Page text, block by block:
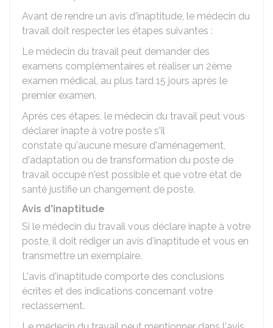
Avant de rendre un avis d'inaptitude, le médecin du
travail doit respecter les étapes suivantes :
Le médecin du travail peut demander des
examens complémentaires et réaliser un 2ème
examen médical, au plus tard 15 jours après le
premier examen.
Après ces étapes, le médecin du travail peut vous
déclarer inapte à votre poste s'il
constate qu'aucune mesure d'aménagement,
d'adaptation ou de transformation du poste de
travail occupé n'est possible et que votre état de
santé justifie un changement de poste.
Avis d'inaptitude
Si le médecin du travail vous déclare inapte à votre
poste, il doit rédiger un avis d'inaptitude et vous en
transmettre un exemplaire.
L'avis d'inaptitude comporte des conclusions
écrites et des indications concernant votre
reclassement.